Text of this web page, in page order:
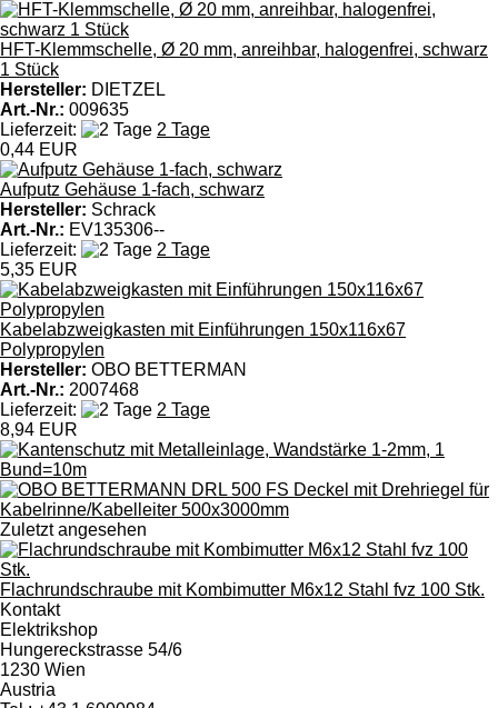
HFT-Klemmschelle, Ø 20 mm, anreihbar, halogenfrei, schwarz
1 Stück
Hersteller: DIETZEL
Art.-Nr.: 009635
Lieferzeit:
2 Tage
0,44 EUR
Aufputz Gehäuse 1-fach, schwarz
Hersteller: Schrack
Art.-Nr.: EV135306--
Lieferzeit:
2 Tage
5,35 EUR
Kabelabzweigkasten mit Einführungen 150x116x67
Polypropylen
Hersteller: OBO BETTERMAN
Art.-Nr.: 2007468
Lieferzeit:
2 Tage
8,94 EUR
Zuletzt angesehen
Flachrundschraube mit Kombimutter M6x12 Stahl fvz 100 Stk.
Kontakt
Elektrikshop
Hungereckstrasse 54/6
1230 Wien
Austria